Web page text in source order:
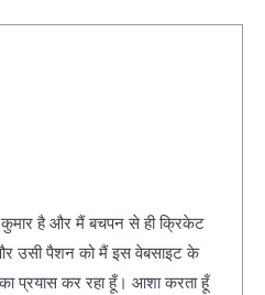
कुमार है और मैं बचपन से ही क्रिकेट
उसी पैशन को मैं इस वेबसाइट के
प्रयास कर रहा हूँ। आशा करता हूँ